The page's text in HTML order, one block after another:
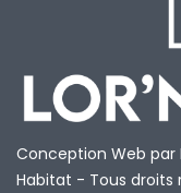
Conception Web par
Habitat - Tous droits